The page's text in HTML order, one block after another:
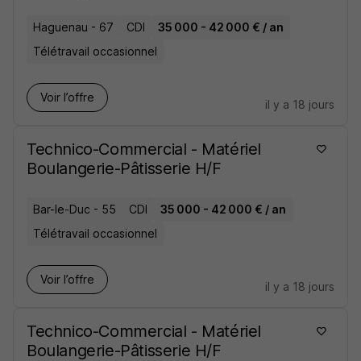
Haguenau - 67 CDI
35 000 - 42 000 € / an
Télétravail occasionnel
Voir l’offre
il y a 18 jours
Technico-Commercial - Matériel
Boulangerie-Pâtisserie H/F
Bar-le-Duc - 55 CDI
35 000 - 42 000 € / an
Télétravail occasionnel
Voir l’offre
il y a 18 jours
Technico-Commercial - Matériel
Boulangerie-Pâtisserie H/F